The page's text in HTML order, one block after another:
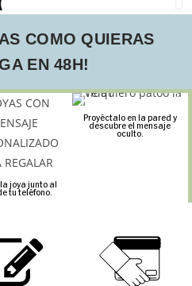
COMO QUIERAS
EN 48H!
joya junto al
tu teléfono.
Proyéctalo en la pared y
descubre el mensaje
oculto.